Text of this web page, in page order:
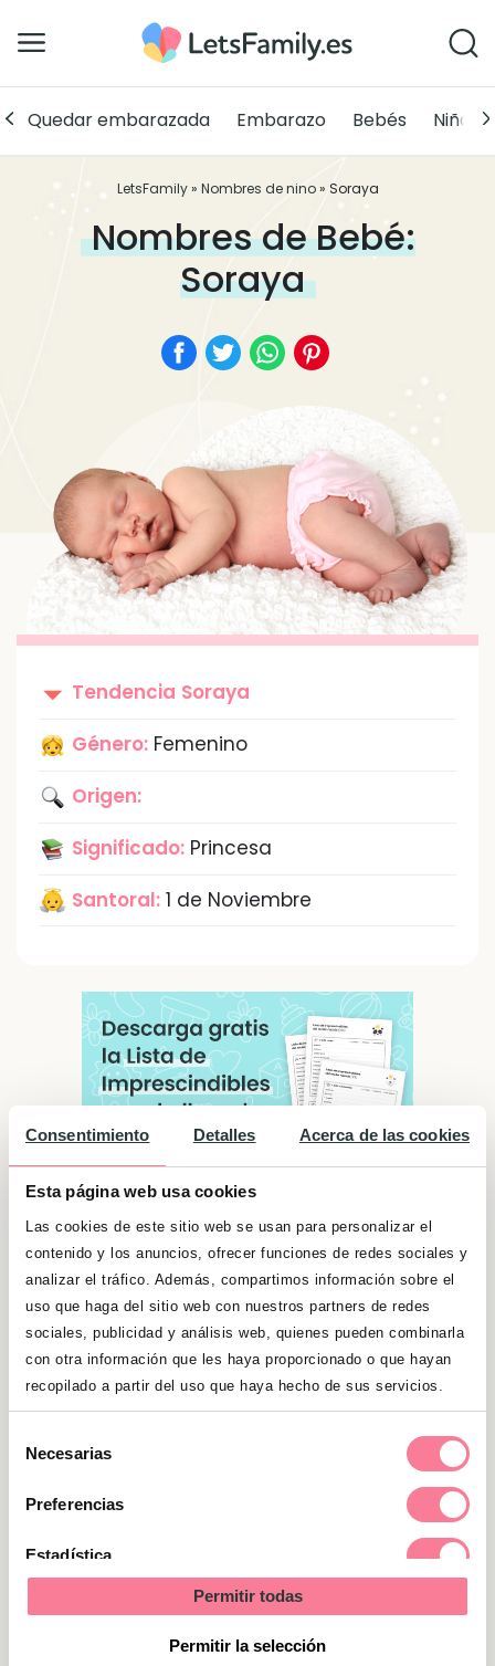
Consentimiento Detalles Acerca de las cookies
Esta página web usa cookies
Las cookies de este sitio web se usan para personalizar el
contenido y los anuncios, ofrecer funciones de redes sociales y
analizar el tráfico. Además, compartimos información sobre el
uso que haga del sitio web con nuestros partners de redes
sociales, publicidad y análisis web, quienes pueden combinarla
con otra información que les haya proporcionado o que hayan
recopilado a partir del uso que haya hecho de sus servicios.
Necesarias
Preferencias
Estadística
Permitir todas
Permitir la selección
Quedar embarazada Embarazo Bebés Niños
LetsFamily» Nombres de nino» Soraya
Nombres de Bebé:
Soraya
Tendencia Soraya
Género: Femenino
Origen:
Significado: Princesa
Santoral: 1 de Noviembre
Significado de "Soraya"
Son personas con mucha empatía que les
preocupa los problemas de los otros.
Además, cuando están con gente prefieren
escuchar y aprender, ya que el querer adquirir
continuamente nuevos conocimientos es otra
de sus cualidades. Saben estar en los sitios y
se mueven con soltura en cualquier evento.
Nombre de Soraya en otras
lenguas o idiomas